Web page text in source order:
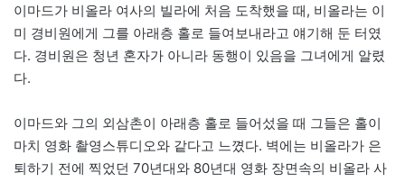
이마드가 비올라 여사의 빌라에 처음 도착했을 때, 비올라는 이
미 경비원에게 그를 아래층 홀로 들여보내라고 얘기해 둔 터였
다. 경비원은 청년 혼자가 아니라 동행이 있음을 그녀에게 알렸
다.
이마드와 그의 외삼촌이 아래층 홀로 들어섰을 때 그들은 홀이
마치 영화 촬영스튜디오와 같다고 느꼈다. 벽에는 비올라가 은
퇴하기 전에 찍었던 70년대와 80년대 영화 장면속의 비올라 사